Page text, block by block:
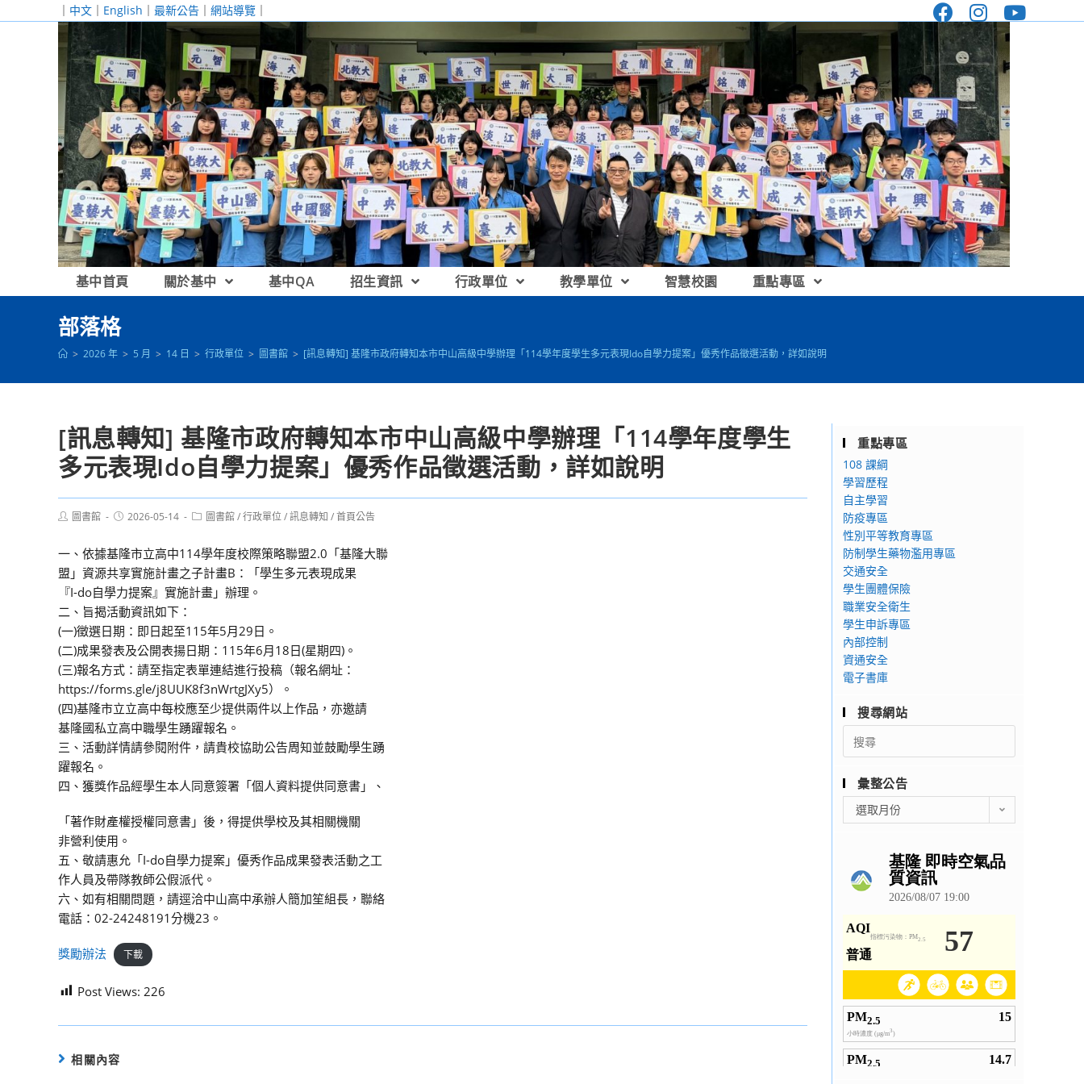
｜ 中文 ｜ English ｜ 最新公告 ｜ 網站導覽 ｜
基中首頁 關於基中 基中QA 招生資訊 行政單位 教學單位 智慧校園 重點專區
部落格
> 2026 年 > 5 月 > 14 日 > 行政單位 > 圖書館 > [訊息轉知] 基隆市政府轉知本市中山高級中學辦理「114學年度學生多元表現Ido自學力提案」優秀作品徵選活動，詳如說明
[訊息轉知] 基隆市政府轉知本市中山高級中學辦理「114學年度學生
多元表現Ido自學力提案」優秀作品徵選活動，詳如說明
Post圖書館
Post2026-05-14
Post圖書館/行政單位/訊息轉知 /首頁公告
一、依據基隆市立高中114學年度校際策略聯盟2.0「基隆大聯
盟」資源共享實施計畫之子計畫B：「學生多元表現成果
『I-do自學力提案』實施計畫」辦理。
二、旨揭活動資訊如下：
(一)徵選日期：即日起至115年5月29日。
(二)成果發表及公開表揚日期：115年6月18日(星期四)。
(三)報名方式：請至指定表單連結進行投稿（報名網址：
https://forms.gle/j8UUK8f3nWrtgJXy5）。
(四)基隆市立立高中每校應至少提供兩件以上作品，亦邀請
基隆國私立高中職學生踴躍報名。
三、活動詳情請參閱附件，請貴校協助公告周知並鼓勵學生踴
躍報名。
四、獲獎作品經學生本人同意簽署「個人資料提供同意書」、
「著作財產權授權同意書」後，得提供學校及其相關機關
非營利使用。
五、敬請惠允「I-do自學力提案」優秀作品成果發表活動之工
作人員及帶隊教師公假派代。
六、如有相關問題，請逕洽中山高中承辦人簡加笙組長，聯絡
電話：02-24248191分機23。
獎勵辦法 下載
Post Views: 226
相關內容
重點專區
108 課綱
學習歷程
自主學習
防疫專區
性別平等教育專區
防制學生藥物濫用專區
交通安全
學生團體保險
職業安全衛生
學生申訴專區
內部控制
資通安全
電子書庫
搜尋網站
Search
for:
彙整公告
整
選取月份